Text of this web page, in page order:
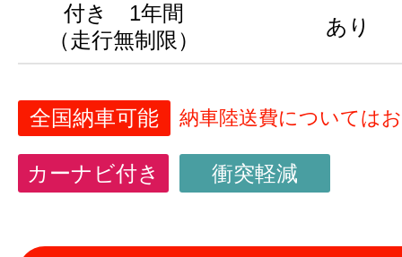
付き 1年間
（走行無制限）
あり
全国納車可能 納車陸送費については
カーナビ付き 衝突軽減